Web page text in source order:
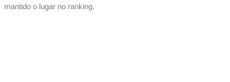
mantido o lugar no ranking.